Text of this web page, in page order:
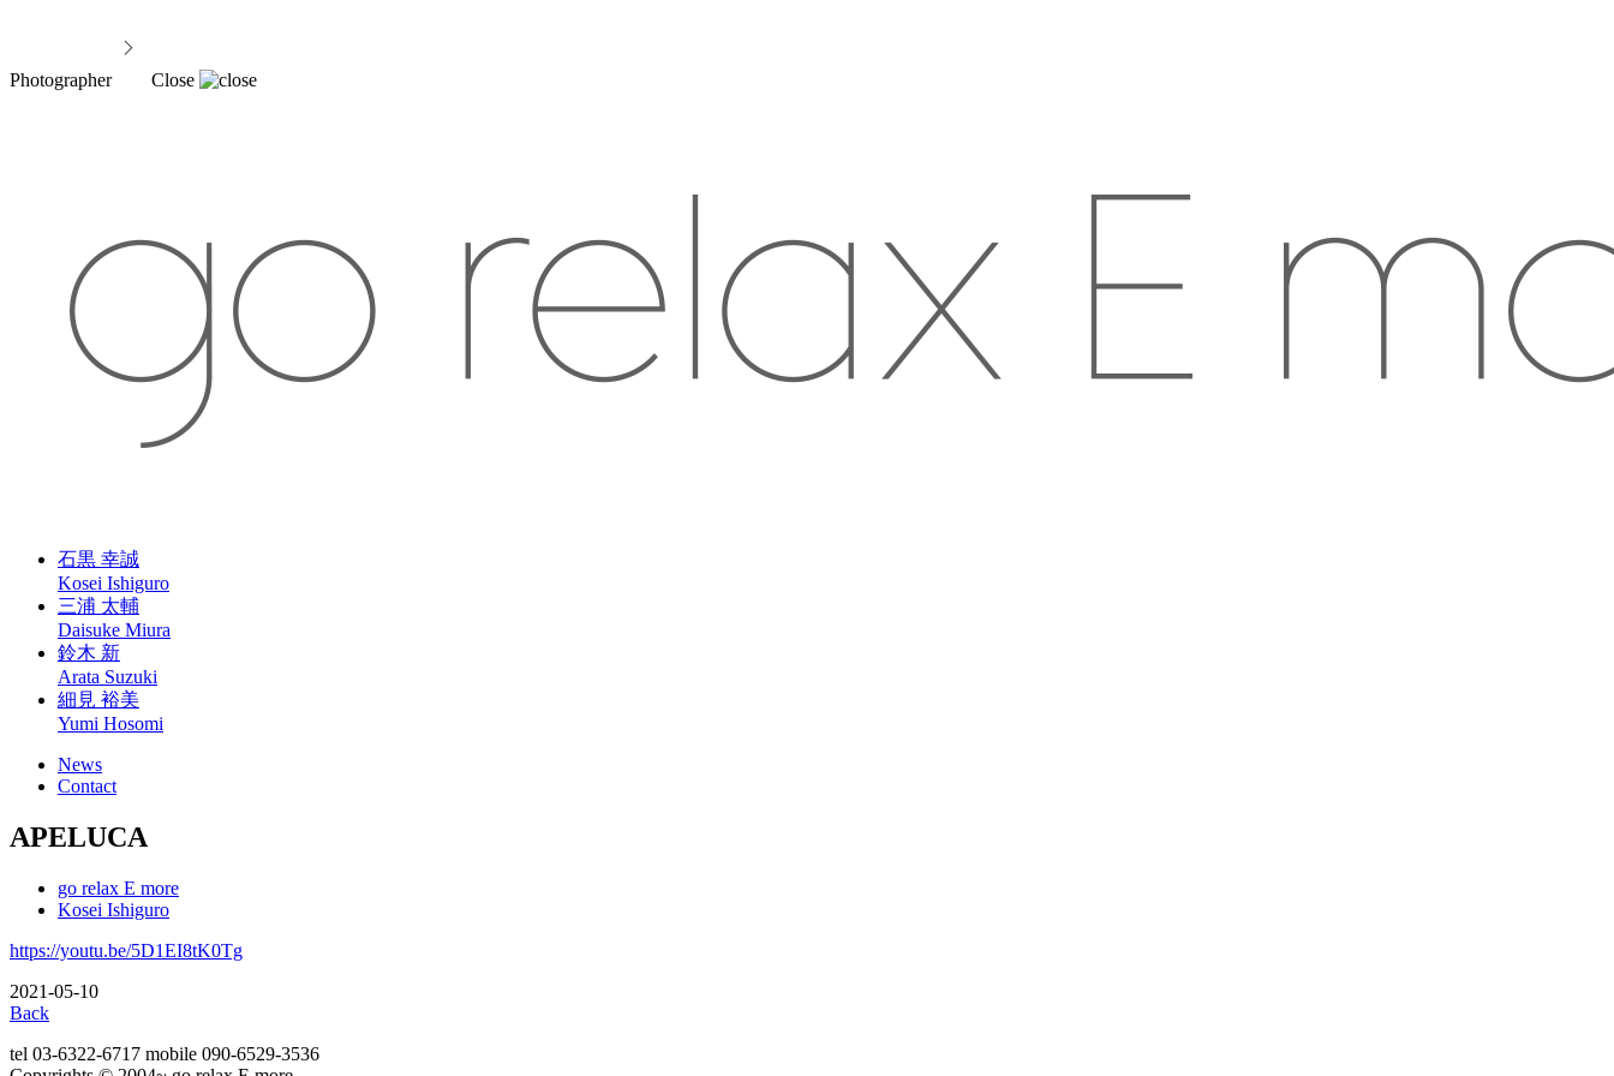
Photographer Close
石黒 幸誠
Kosei Ishiguro
三浦 太輔
Daisuke Miura
鈴木 新
Arata Suzuki
細見 裕美
Yumi Hosomi
News
Contact
APELUCA
go relax E more
Kosei Ishiguro
https://youtu.be/5D1EI8tK0Tg
2021-05-10
Back
tel 03-6322-6717 mobile 090-6529-3536